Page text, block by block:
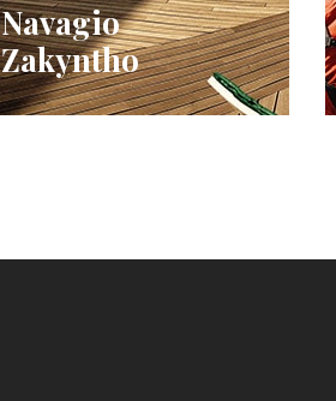
Navagio
Zakyntho